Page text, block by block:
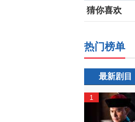
猜你喜欢
热门榜单
最新剧目
1